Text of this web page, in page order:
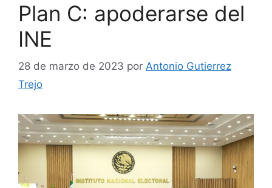
Plan C: apoderarse del
INE
28 de marzo de 2023 por Antonio Gutierrez
Trejo